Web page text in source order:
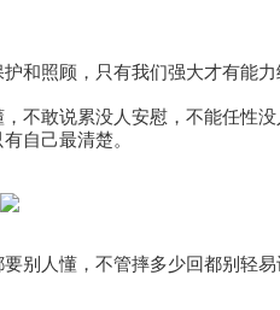
和照顾，只有我们强大才有能
不敢说累没人安慰，不能任性
自己最清楚。
别人懂，不管摔多少回都别轻